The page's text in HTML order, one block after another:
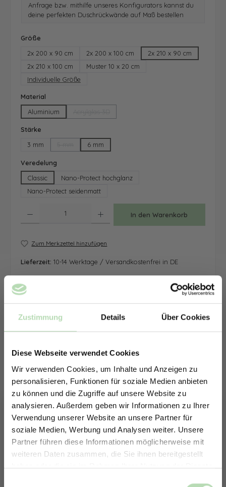
Zustimmung Details Über Cookies
Diese Webseite verwendet Cookies
Wir verwenden Cookies, um Inhalte und Anzeigen zu
personalisieren, Funktionen für soziale Medien anbieten
zu können und die Zugriffe auf unsere Website zu
analysieren. Außerdem geben wir Informationen zu Ihrer
Verwendung unserer Website an unsere Partner für
soziale Medien, Werbung und Analysen weiter. Unsere
Partner führen diese Informationen möglicherweise mit
weiteren Daten zusammen, die Sie ihnen bereitgestellt
haben oder die sie im Rahmen Ihrer Nutzung der Dienste
Anfrage bzw. mithilfe unseres Konfigurators kannst du
deine perfekten Duschrückwände auf Maß bestellen
Größe
2x 200 x 90 cm
2x 200 x 100 cm
2x 210 x 90 cm
2x 210 x 100 cm
Muster 10 x 20 cm
Individuelle Größe
Material
Aluminium
Stärke
3 mm
(Diese Option ist zurzeit nicht verfügbar.)
6 mm
Veredelung
Classic
Nano-Protect hochglanz
Nano-Protect seidenmatt
In den Warenkorb
Zum Merkzettel hinzufügen
Lieferzeit: 10-14 Werktage / Versandkostenfrei in DE
ERHALTE 5% RABATT AUF
DEINE RÜCKWÄNDE